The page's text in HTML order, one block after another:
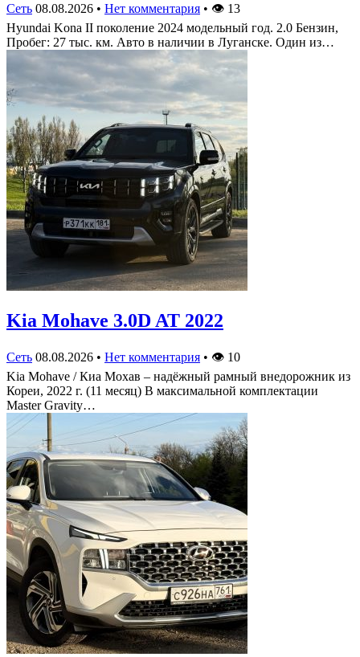
Сеть 08.08.2026 • Нет комментария • 👁 13
Hyundai Kona II поколение 2024 модельный год. 2.0 Бензин,
Пробег: 27 тыс. км. Авто в наличии в Луганске. Один из…
Kia Mohave 3.0D AT 2022
Сеть 08.08.2026 • Нет комментария • 👁 10
Kia Mohave / Киа Мохав – надёжный рамный внедорожник из
Кореи, 2022 г. (11 месяц) В максимальной комплектации
Master Gravity…